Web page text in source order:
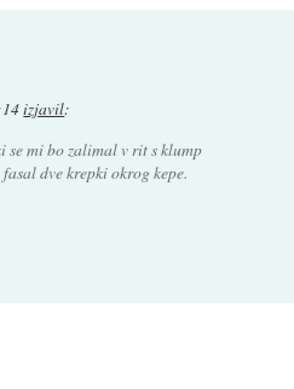
izjavil:
se mi bo zalimal v rit s klump
dve krepki okrog kepe.